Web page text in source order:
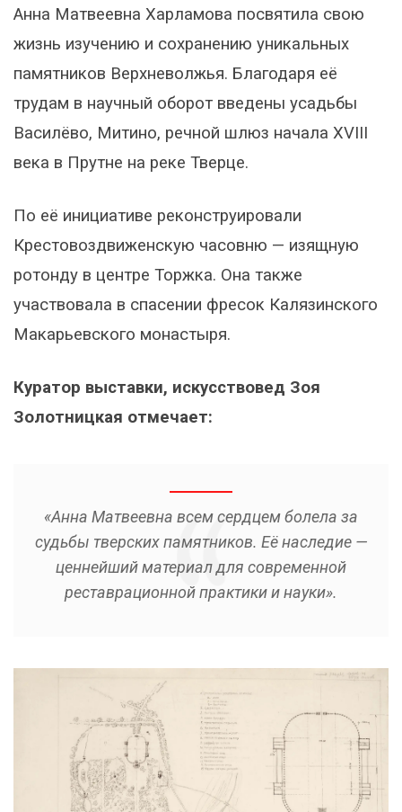
Анна Матвеевна Харламова посвятила свою
жизнь изучению и сохранению уникальных
памятников Верхневолжья. Благодаря её
трудам в научный оборот введены усадьбы
Василёво, Митино, речной шлюз начала XVIII
века в Прутне на реке Тверце.
По её инициативе реконструировали
Крестовоздвиженскую часовню — изящную
ротонду в центре Торжка. Она также
участвовала в спасении фресок Калязинского
Макарьевского монастыря.
Куратор выставки, искусствовед Зоя
Золотницкая отмечает:
«Анна Матвеевна всем сердцем болела за
судьбы тверских памятников. Её наследие —
ценнейший материал для современной
реставрационной практики и науки».